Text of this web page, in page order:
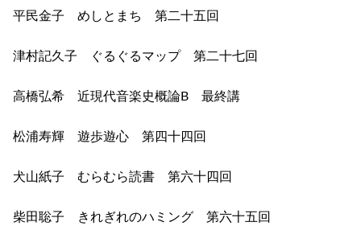
平民金子 めしとまち 第二十五回
津村記久子 ぐるぐるマップ 第二十七回
高橋弘希 近現代音楽史概論B 最終講
松浦寿輝 遊歩遊心 第四十四回
犬山紙子 むらむら読書 第六十四回
柴田聡子 きれぎれのハミング 第六十五回